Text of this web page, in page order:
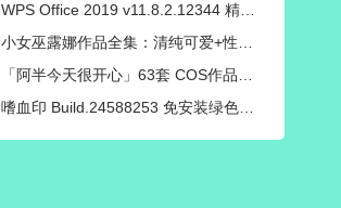
WPS Office 2019 v11.8.2.12344 精简专业增强_集成序列号版
小女巫露娜作品全集：清纯可爱+性感火辣，颜值与声音并存！
「阿半今天很开心」63套 COS作品写真合集[持续更新],甜蜜魅力的多面cosplay魔力！
嗜血印 Build.24588253 免安装绿色中文豪华全服装版 | 整合创意工坊MOD-魅影战歌+全DLC+修改器|解压即撸